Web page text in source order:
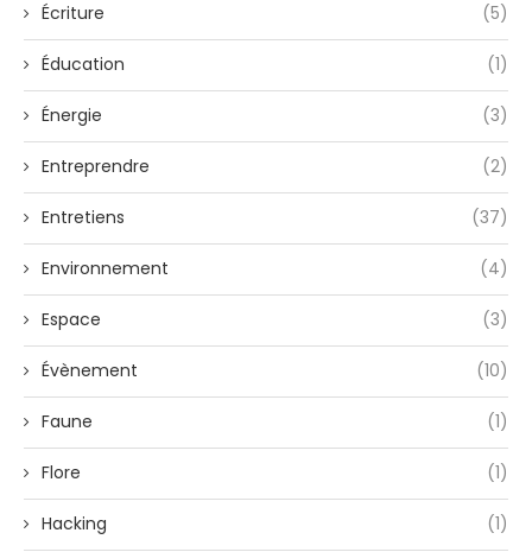
Écriture (5)
Éducation (1)
Énergie (3)
Entreprendre (2)
Entretiens (37)
Environnement (4)
Espace (3)
Évènement (10)
Faune (1)
Flore (1)
Hacking (1)